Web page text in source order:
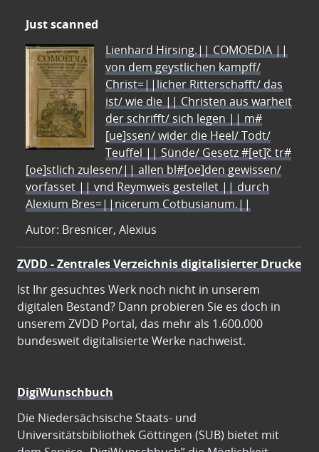
Just scanned
Lienhard Hirsing.|| COMOEDIA ||
von dem geystlichen kampff/
Christ=||licher Ritterschafft/ das
ist/ wie die || Christen aus warheit
der schrifft/ sich legen || m#
[ue]ssen/ wider die Heel/ Todt/
Teuffel || Sünde/ Gesetz #[et]c̃ tr#
[oe]stlich zulesen/|| allen bl#[oe]den gewissen/
vorfasset || vnd Reymweis gestellet || durch
Alexium Bres=||nicerum Cotbusianum.||
Autor: Bresnicer, Alexius
ZVDD - Zentrales Verzeichnis digitalisierter Drucke
Ist Ihr gesuchtes Werk noch nicht in unserem
digitalen Bestand? Dann probieren Sie es doch in
unserem ZVDD Portal, das mehr als 1.600.000
bundesweit digitalisierte Werke nachweist.
DigiWunschbuch
Die Niedersächsische Staats- und
Universitätsbibliothek Göttingen (SUB) bietet mit